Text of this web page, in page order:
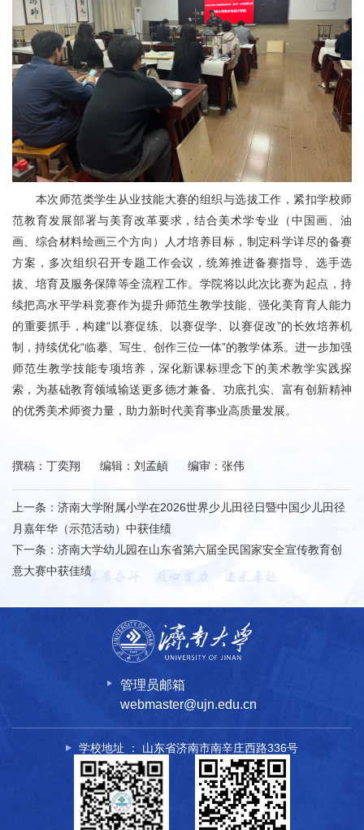
本次师范类学生从业技能大赛的组织与选拔工作，紧扣学校师
范教育发展部署与美育改革要求，结合美术学专业（中国画、油
画、综合材料绘画三个方向）人才培养目标，制定科学详尽的备赛
方案，多次组织召开专题工作会议，统筹推进备赛指导、选手选
拔、培育及服务保障等全流程工作。学院将以此次比赛为起点，持
续把高水平学科竞赛作为提升师范生教学技能、强化美育育人能力
的重要抓手，构建“以赛促练、以赛促学、以赛促改”的长效培养机
制，持续优化“临摹、写生、创作三位一体”的教学体系。进一步加强
师范生教学技能专项培养，深化新课标理念下的美术教学实践探
索，为基础教育领域输送更多德才兼备、功底扎实、富有创新精神
的优秀美术师资力量，助力新时代美育事业高质量发展。
撰稿：丁奕翔 编辑：刘孟頔 编审：张伟
上一条： 济南大学附属小学在2026世界少儿田径日暨中国少儿田径
月嘉年华（示范活动）中获佳绩
下一条： 济南大学幼儿园在山东省第六届全民国家安全宣传教育创
意大赛中获佳绩
管理员邮箱
webmaster@ujn.edu.cn
学校地址 ： 山东省济南市南辛庄西路336号